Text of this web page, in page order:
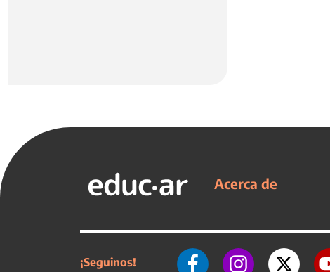
Acerca de
¡Seguinos!